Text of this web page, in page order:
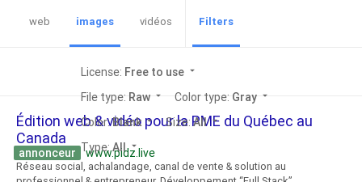
web images vidéos Filters
License: Free to use arrow_drop_down
File type: Raw arrow_drop_down Color type: Gray arrow_drop_down
Color:Blank arrow_drop_down Size: All arrow_drop_down
Type:All arrow_drop_down
Édition web & vidéo pour la PME du Québec au
Canada
annonceur www.pidz.live
Réseau social, achalandage, canal de vente & solution au